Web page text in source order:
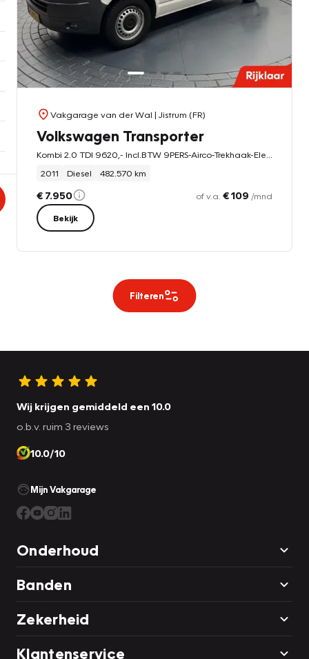
Vakgarage van der Wal | Jistrum (FR)
Volkswagen Transporter
2011
Diesel 482.570 km
€ 7.950 of v.a. € 109 /mnd
Bekijk
Filteren
Wij krijgen gemiddeld een 10.0
o.b.v. ruim 3 reviews
10.0/10
Mijn Vakgarage
Onderhoud
Banden
Zekerheid
Klantenservice